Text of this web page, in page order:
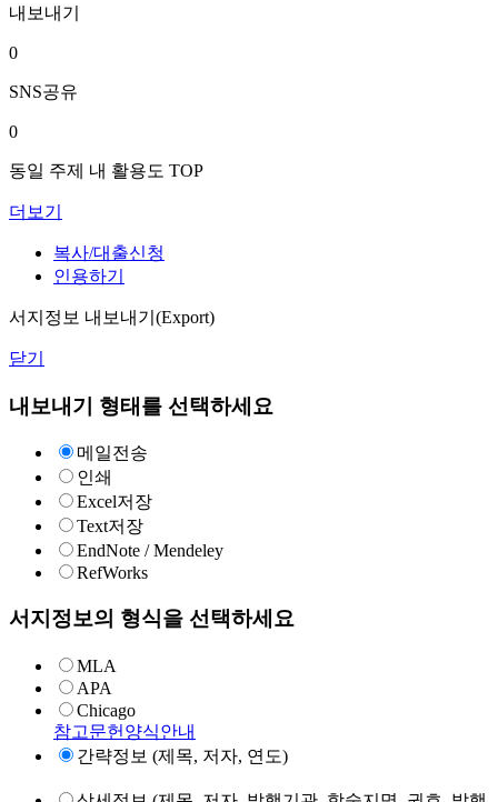
내보내기
0
SNS공유
0
동일 주제 내 활용도 TOP
더보기
복사/대출신청
인용하기
서지정보 내보내기(Export)
닫기
내보내기 형태를 선택하세요
메일전송
인쇄
Excel저장
Text저장
EndNote / Mendeley
RefWorks
서지정보의 형식을 선택하세요
MLA
APA
Chicago
참고문헌양식안내
간략정보 (제목, 저자, 연도)